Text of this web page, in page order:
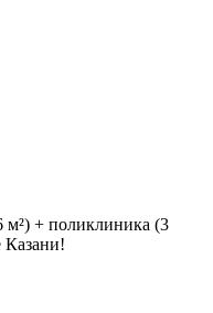
м²) + поликлиника (3
Казани!